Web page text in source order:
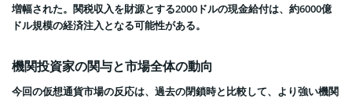
増幅された。関税収入を財源とする2000ドルの現金給付は、約6000億
ドル規模の経済注入となる可能性がある。
機関投資家の関与と市場全体の動向
今回の仮想通貨市場の反応は、過去の閉鎖時と比較して、より強い機関